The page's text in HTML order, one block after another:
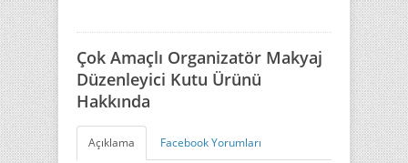
Çok Amaçlı Organizatör Makyaj
Düzenleyici Kutu Ürünü
Hakkında
Açıklama Facebook Yorumları